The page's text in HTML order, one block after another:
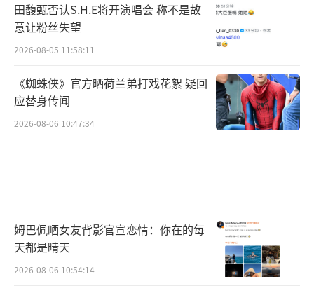
田馥甄否认S.H.E将开演唱会 称不是故
意让粉丝失望
2026-08-05 11:58:11
《蜘蛛侠》官方晒荷兰弟打戏花絮 疑回
应替身传闻
2026-08-06 10:47:34
姆巴佩晒女友背影官宣恋情：你在的每
天都是晴天
2026-08-06 10:54:14